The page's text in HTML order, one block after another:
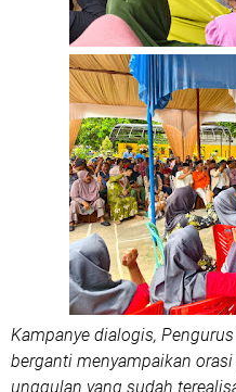
Kampanye dialogis,
berganti menyampaikan
unggulan yang sudah